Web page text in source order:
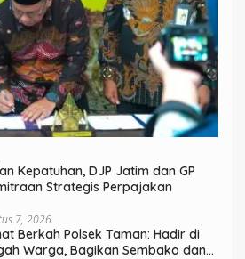
Kepatuhan, DJP Jatim dan GP
Strategis Perpajakan
7, 2026
Berkah Polsek Taman: Hadir di
Warga, Bagikan Sembako dan